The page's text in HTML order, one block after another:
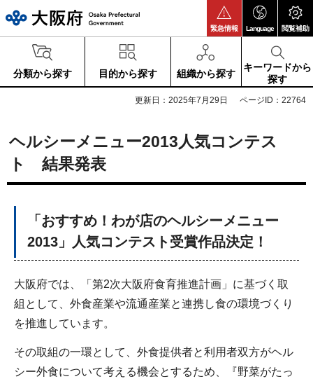
緊急情報 Language 閲覧補助
分類から探す 目的から探す 組織から探す
キーワードから
探す
更新日：2025年7月29日 ページID：22764
ヘルシーメニュー2013人気コンテス
ト 結果発表
「おすすめ！わが店のヘルシーメニュー
2013」人気コンテスト受賞作品決定！
大阪府では、「第2次大阪府食育推進計画」に基づく取
組として、外食産業や流通産業と連携し食の環境づくり
を推進しています。
その取組の一環として、外食提供者と利用者双方がヘル
シー外食について考える機会とするため、『野菜がたっ